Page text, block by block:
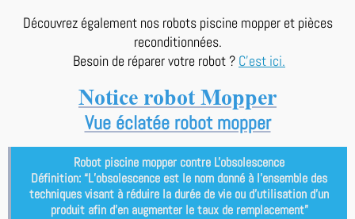
Découvrez également nos robots piscine mopper et pièces
reconditionnées.
Besoin de réparer votre robot ? C'est ici.
Notice robot Mopper
Vue éclatée robot mopper
Robot piscine mopper contre L'obsolescence
Définition: “L’obsolescence est le nom donné à l’ensemble des
techniques visant à réduire la durée de vie ou d’utilisation d’un
produit afin d’en augmenter le taux de remplacement”